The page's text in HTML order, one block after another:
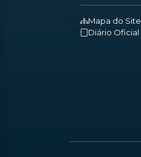
Mapa do Site
Diário Oficial